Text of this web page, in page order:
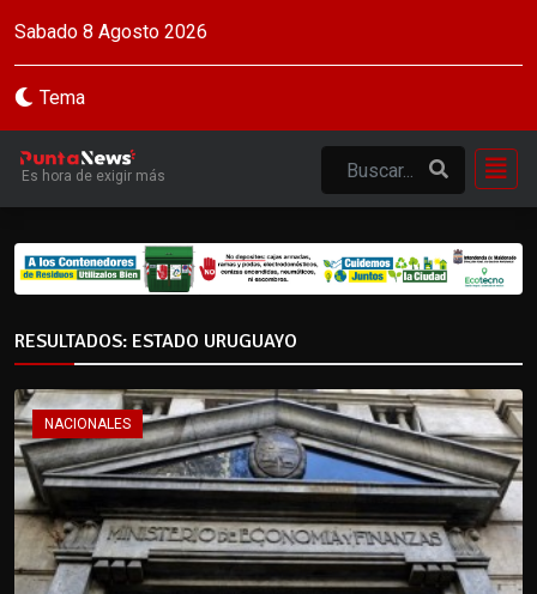
Sabado 8 Agosto 2026
Tema
Es hora de exigir más
RESULTADOS: ESTADO URUGUAYO
NACIONALES